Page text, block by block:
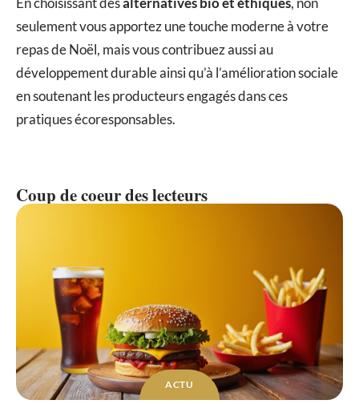
seulement vous apportez une touche moderne à votre
repas de Noël, mais vous contribuez aussi au
développement durable ainsi qu’à l’amélioration sociale
en soutenant les producteurs engagés dans ces
pratiques écoresponsables.
Coup de coeur des lecteurs
ACTU